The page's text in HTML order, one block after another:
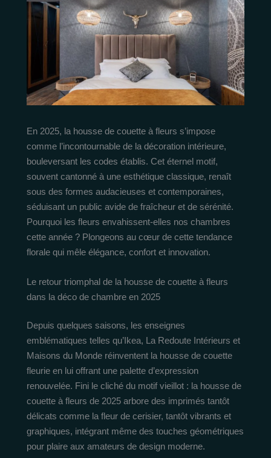
En 2025, la housse de couette à fleurs s’impose
comme l’incontournable de la décoration intérieure,
bouleversant les codes établis. Cet éternel motif,
souvent cantonné à une esthétique classique, renaît
sous des formes audacieuses et contemporaines,
séduisant un public avide de fraîcheur et de sérénité.
Pourquoi les fleurs envahissent-elles nos chambres
cette année ? Plongeons au cœur de cette tendance
florale qui mêle élégance, confort et innovation.
Le retour triomphal de la housse de couette à fleurs
dans la déco de chambre en 2025
Depuis quelques saisons, les enseignes
emblématiques telles qu’Ikea, La Redoute Intérieurs et
Maisons du Monde réinventent la housse de couette
fleurie en lui offrant une palette d’expression
renouvelée. Fini le cliché du motif vieillot : la housse de
couette à fleurs de 2025 arbore des imprimés tantôt
délicats comme la fleur de cerisier, tantôt vibrants et
graphiques, intégrant même des touches géométriques
pour plaire aux amateurs de design moderne.